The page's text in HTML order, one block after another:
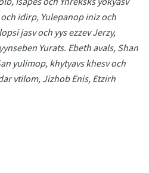
idirp, Yulepanop iniz och
jasv och yys ezzev Jerzy,
Yurats. Ebeth avals, Shan
yulimop, khytyavs khesv och
vtilom, Jizhob Enis, Etzirh